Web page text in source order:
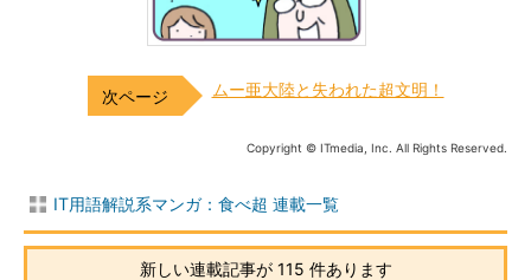
ムー亜大陸と失われた超文明！
Copyright © ITmedia, Inc. All Rights Reserved.
IT用語解説系マンガ：食べ超 連載一覧
新しい連載記事が 115 件あります